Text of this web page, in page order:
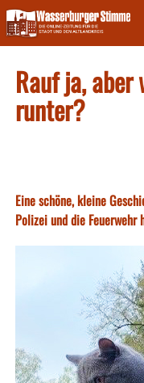
Skip
to
content
Rauf ja,
runter?
Eine schöne, kleine
Polizei und die